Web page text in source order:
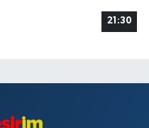
21:30